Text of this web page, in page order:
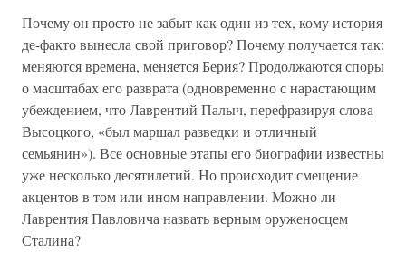
Почему он просто не забыт как один из тех, кому история
де-факто вынесла свой приговор? Почему получается так:
меняются времена, меняется Берия? Продолжаются споры
о масштабах его разврата (одновременно с нарастающим
убеждением, что Лаврентий Палыч, перефразируя слова
Высоцкого, «был маршал разведки и отличный
семьянин»). Все основные этапы его биографии известны
уже несколько десятилетий. Но происходит смещение
акцентов в том или ином направлении. Можно ли
Лаврентия Павловича назвать верным оруженосцем
Сталина?